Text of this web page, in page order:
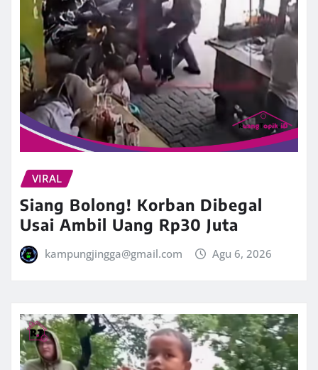
VIRAL
Siang Bolong! Korban Dibegal
Usai Ambil Uang Rp30 Juta
kampungjingga@gmail.com Agu 6, 2026